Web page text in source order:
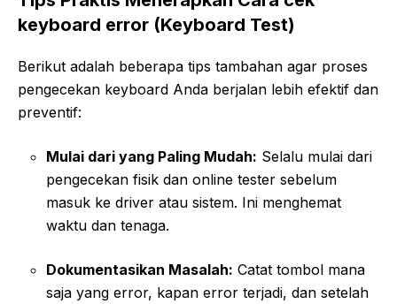
keyboard error (Keyboard Test)
Berikut adalah beberapa tips tambahan agar proses
pengecekan keyboard Anda berjalan lebih efektif dan
preventif:
Mulai dari yang Paling Mudah: Selalu mulai dari
pengecekan fisik dan online tester sebelum
masuk ke driver atau sistem. Ini menghemat
waktu dan tenaga.
Dokumentasikan Masalah: Catat tombol mana
saja yang error, kapan error terjadi, dan setelah